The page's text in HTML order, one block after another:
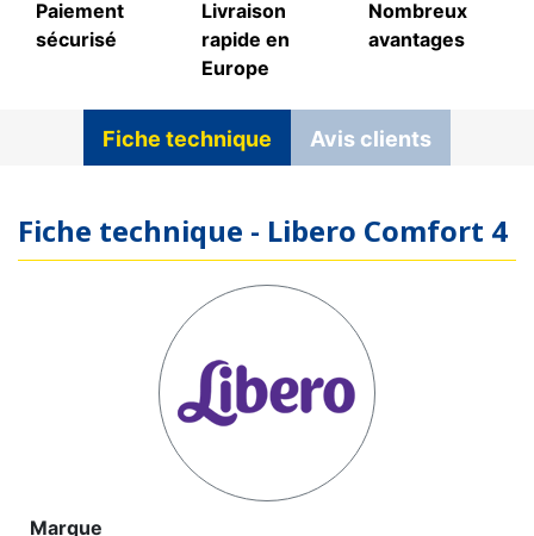
Paiement
sécurisé
Livraison
rapide en
Europe
Nombreux
avantages
Fiche technique Avis clients
Fiche technique - Libero Comfort 4
Marque